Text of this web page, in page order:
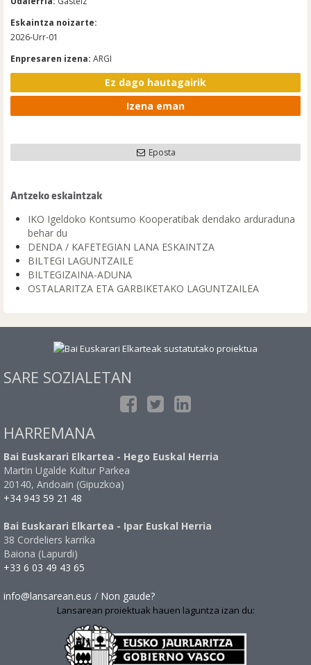
Eskaintza noizarte:
2026-Urr-01
Enpresaren izena: ARGI
Ez dago hautagairik
Izena eman
Eposta
Antzeko eskaintzak
IKO Igeldoko Kontsumo Kooperatibak dendako arduraduna
behar du
DENDA / KAFETEGIAN LANA ESKAINTZA
BILTEGI LAGUNTZAILE
BILTEGIZAINA-ADUNA
OSTALARITZA ETA GARBIKETAKO LAGUNTZAILEA
SARE SOZIALETAN
HARREMANA
Bai Euskarari Elkartea - Hego Euskal Herria
Martin Ugalde Kultur Parkea
20140, Andoain (Gipuzkoa)
+34 943 59 21 48
Bai Euskarari Elkartea - Ipar Euskal Herria
38 Cordeliers karrika
Baiona (Lapurdi)
+33 6 03 49 43 65
info@lansarean.eus / Non gaude?
Lansarean proiektuak hauen laguntza izan du: